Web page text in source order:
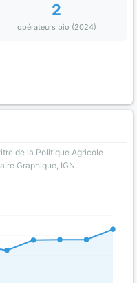
2
opérateurs bio (2024)
de la Politique Agricole
Graphique, IGN.